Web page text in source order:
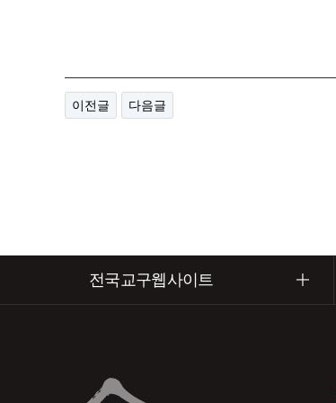
이전글 다음글
전국교구웹사이트